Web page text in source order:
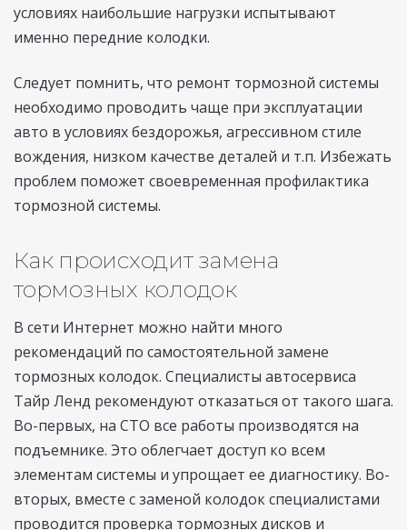
условиях наибольшие нагрузки испытывают
именно передние колодки.
Следует помнить, что ремонт тормозной системы
необходимо проводить чаще при эксплуатации
авто в условиях бездорожья, агрессивном стиле
вождения, низком качестве деталей и т.п. Избежать
проблем поможет своевременная профилактика
тормозной системы.
Как происходит замена
тормозных колодок
В сети Интернет можно найти много
рекомендаций по самостоятельной замене
тормозных колодок. Специалисты автосервиса
Тайр Ленд рекомендуют отказаться от такого шага.
Во-первых, на СТО все работы производятся на
подъемнике. Это облегчает доступ ко всем
элементам системы и упрощает ее диагностику. Во-
вторых, вместе с заменой колодок специалистами
проводится проверка тормозных дисков и